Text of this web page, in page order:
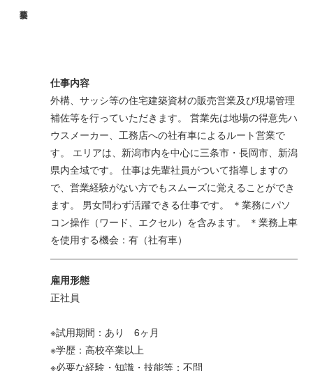
仕事内容
外構、サッシ等の住宅建築資材の販売営業及び現場管理
補佐等を行っていただきます。 営業先は地場の得意先ハ
ウスメーカー、工務店への社有車によるルート営業で
す。 エリアは、新潟市内を中心に三条市・長岡市、新潟
県内全域です。 仕事は先輩社員がついて指導しますの
で、営業経験がない方でもスムーズに覚えることができ
ます。 男女問わず活躍できる仕事です。 ＊業務にパソ
コン操作（ワード、エクセル）を含みます。 ＊業務上車
を使用する機会：有（社有車）
雇用形態
正社員
※試用期間：あり 6ヶ月
※学歴：高校卒業以上
※必要な経験・知識・技能等：不問